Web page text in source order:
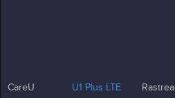
CareU U1 Plus LTE